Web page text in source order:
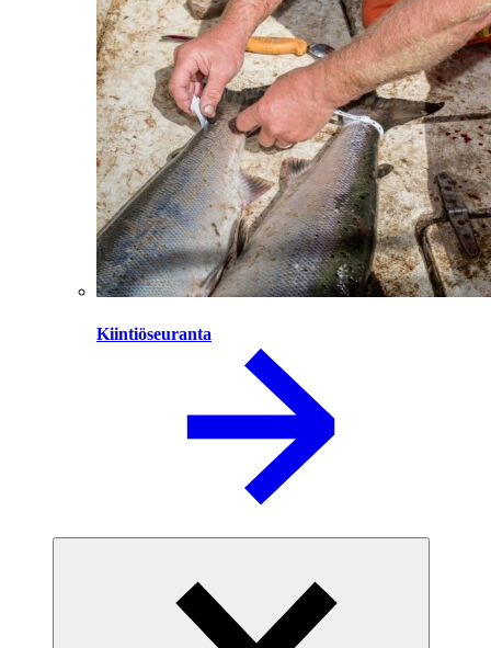
Kiintiöseuranta